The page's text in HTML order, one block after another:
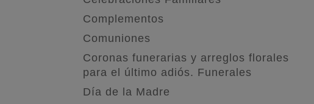
Complementos
Comuniones
Coronas funerarias y arreglos florales
para el último adiós. Funerales
Día de la Madre